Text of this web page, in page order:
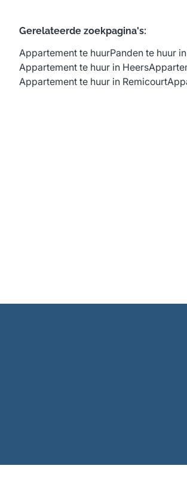
Gerelateerde zoekpagina's:
Appartement te huurPanden te huur
Appartement te huur in Heers
Appartement te huur in Remicourt